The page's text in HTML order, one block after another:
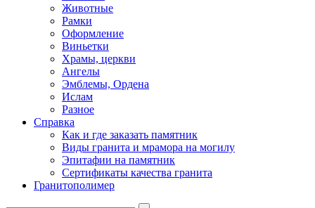
Животные
Рамки
Оформление
Виньетки
Храмы, церкви
Ангелы
Эмблемы, Ордена
Ислам
Разное
Справка
Как и где заказать памятник
Виды гранита и мрамора на могилу
Эпитафии на памятник
Сертификаты качества гранита
Гранитополимер